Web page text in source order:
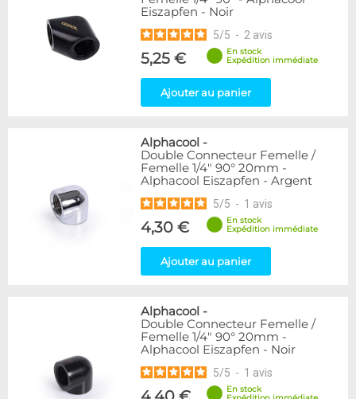
Eiszapfen - Noir
5/5 - 2 avis
5,25 €
En stock
Expédition immédiate
Ajouter au panier
Alphacool -
Double Connecteur Femelle /
Femelle 1/4" 90° 20mm -
Alphacool Eiszapfen - Argent
5/5 - 1 avis
4,30 €
En stock
Expédition immédiate
Ajouter au panier
Alphacool -
Double Connecteur Femelle /
Femelle 1/4" 90° 20mm -
Alphacool Eiszapfen - Noir
5/5 - 1 avis
En stock